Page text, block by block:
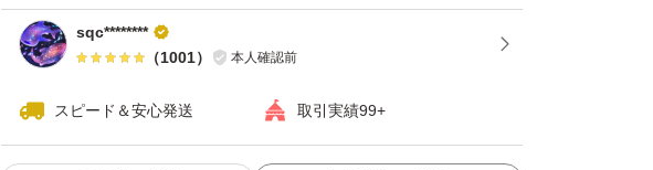
sqc********
（1001） 本人確認前
スピード＆安心発送 取引実績99+